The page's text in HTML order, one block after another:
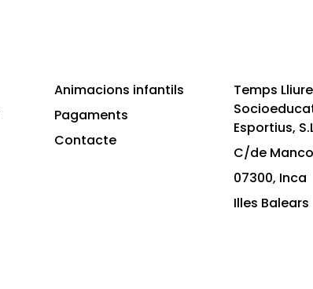
Animacions infantils
Pagaments
Contacte
Temps
Esportius,
C/de
07300, Inca
Illes Balears